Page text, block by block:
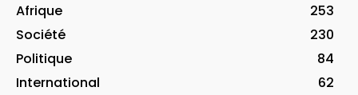
Afrique
253
Société
230
Politique
84
International
62